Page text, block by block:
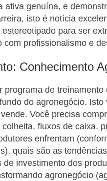
ativa genuína, e
isto é notícia
para ser
com profissionalismo e
Conhecimento
programa de
do agronegócio.
Você precisa
fluxos de caixa,
enfrentam
quais são as
investimento dos
agronegócio